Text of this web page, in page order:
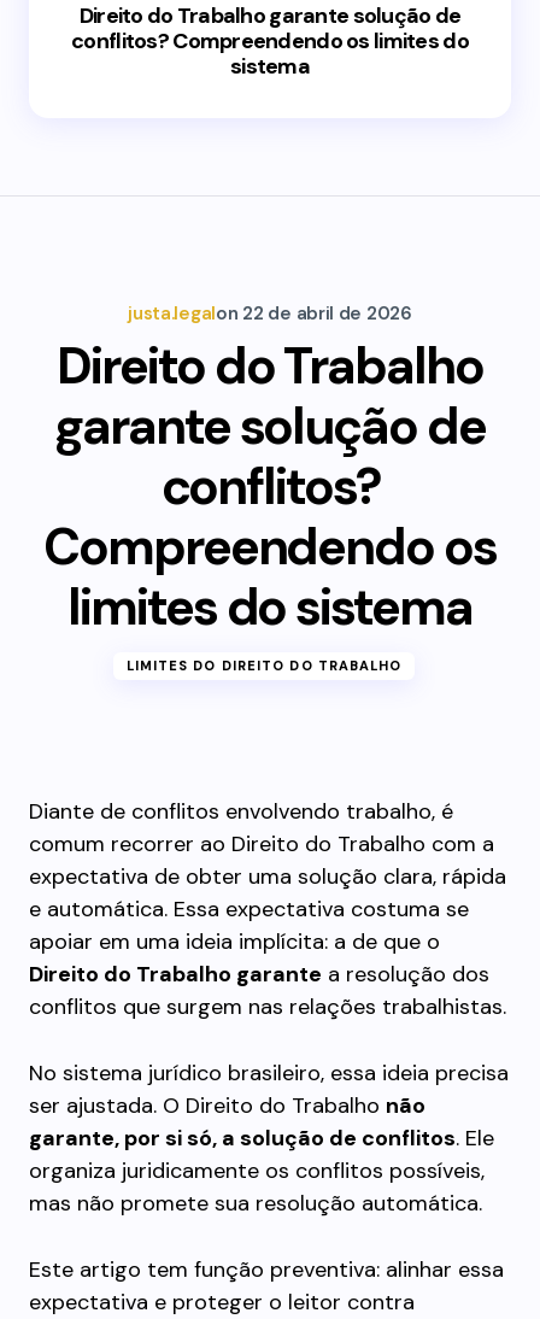
Direito do Trabalho garante solução de
conflitos? Compreendendo os limites do
sistema
justa.legalon 22 de abril de 2026
Direito do Trabalho
garante solução de
conflitos?
Compreendendo os
limites do sistema
LIMITES DO DIREITO DO TRABALHO
Diante de conflitos envolvendo trabalho, é
comum recorrer ao Direito do Trabalho com a
expectativa de obter uma solução clara, rápida
e automática. Essa expectativa costuma se
apoiar em uma ideia implícita: a de que o
Direito do Trabalho garante a resolução dos
conflitos que surgem nas relações trabalhistas.
No sistema jurídico brasileiro, essa ideia precisa
ser ajustada. O Direito do Trabalho não
garante, por si só, a solução de conflitos. Ele
organiza juridicamente os conflitos possíveis,
mas não promete sua resolução automática.
Este artigo tem função preventiva: alinhar essa
expectativa e proteger o leitor contra